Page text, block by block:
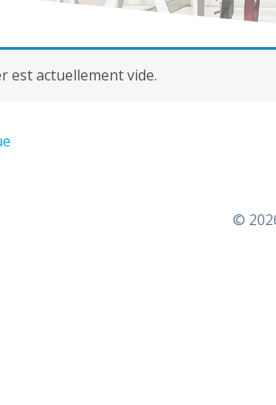
est actuellement vide.
©